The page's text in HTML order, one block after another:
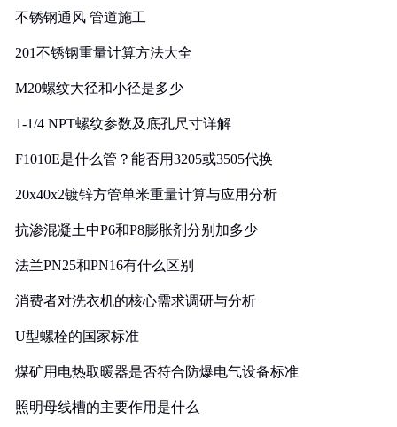
不锈钢通风 管道施工
201不锈钢重量计算方法大全
M20螺纹大径和小径是多少
1-1/4 NPT螺纹参数及底孔尺寸详解
F1010E是什么管？能否用3205或3505代换
20x40x2镀锌方管单米重量计算与应用分析
抗渗混凝土中P6和P8膨胀剂分别加多少
法兰PN25和PN16有什么区别
消费者对洗衣机的核心需求调研与分析
U型螺栓的国家标准
煤矿用电热取暖器是否符合防爆电气设备标准
照明母线槽的主要作用是什么